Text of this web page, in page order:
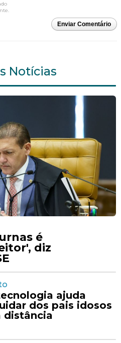
Enviar Comentário
Notícias
é
diz
ajuda
dos pais idosos
distância